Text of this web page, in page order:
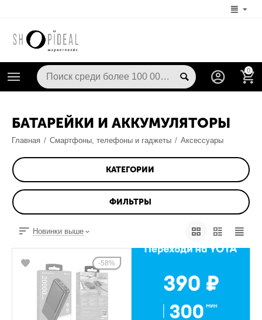
0
БАТАРЕЙКИ И АККУМУЛЯТОРЫ
Главная / Смартфоны, телефоны и гаджеты / Аксессуары
КАТЕГОРИИ
ФИЛЬТРЫ
Новинки выше
58%